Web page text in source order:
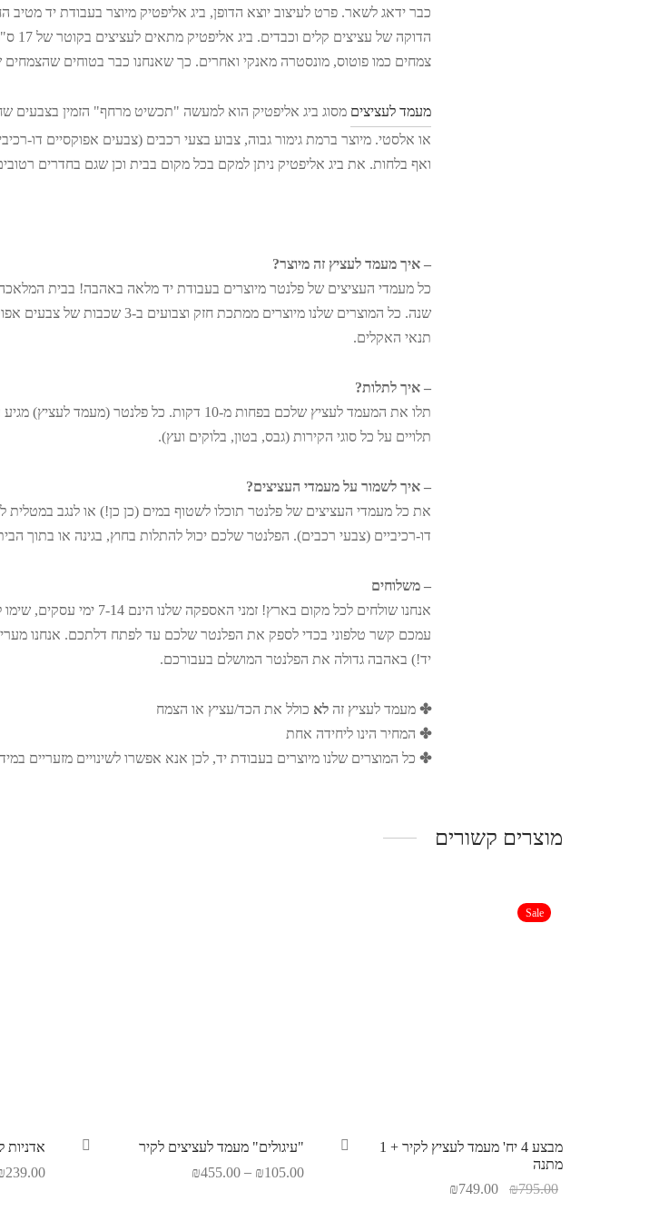
כבר ידאג לשאר. פרט לעיצוב יוצא הדופן, ביג אליפטיק מיוצר בעבודת יד
צמחים כמו פוטוס, מונסטרה מאנקי ואחרים. כך שאנחנו כבר בטוחים
מעמד לעציצים מסוג ביג אליפטיק הוא למעשה "תכשיט מרחף" הזמין בצבעים
או אלסטי. מיוצר ברמת גימור גבוה, צבוע בצעי רכבים (צבעים אפוקסיים דו-
ואף בלחות. את ביג אליפטיק ניתן למקם בכל מקום בבית וכן שגם בחדרים
– איך מעמד לעציץ זה מיוצר?
שנה. כל המוצרים שלנו מיוצרים
תנאי האקלים.
– איך לתלות?
תלו את המעמד לעציץ שלכם בפחות מ-10 דקות. כל
תלויים על כל סוגי הקירות (גבס, בטון, בלוקים ועץ).
– איך לשמור על מעמדי העציצים?
את כל מעמדי העציצים של פלנטר תוכלו לשטוף במים (כן כן!) או לנגב
דו-רכיביים (צבעי רכבים). הפלנטר שלכם יכול להתלות בחוץ, בגינה או בתוך
– משלוחים
אנחנו שולחים לכל מקום בארץ!
עמכם קשר טלפוני בכדי לספק את הפלנטר שלכם עד לפתח דלתכם. אנחנו
יד!) באהבה גדולה את הפלנטר המושלם בעבורכם.
✤ מעמד לעציץ זה לא כולל את הכד/עציץ או הצמח
✤ המחיר הינו ליחידה אחת
✤ כל המוצרים שלנו מיוצרים בעבודת יד, לכן אנא אפשרו לשינויים מזעריים במידות (בין 1-2 ס"מ)
מוצרים קשורים
Sale
מבצע 4 יח' מעמד לעציץ לקיר + 1
מתנה
₪795.00
₪749.00
"עיגולים" מעמד לעציצים לקיר
₪105.00
–
₪455.00
239.00